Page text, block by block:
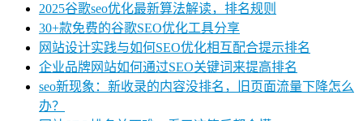
2025谷歌seo优化最新算法解读，排名规则
30+款免费的谷歌SEO优化工具分享
网站设计实践与如何SEO优化相互配合提示排名
企业品牌网站如何通过SEO关键词来提高排名
seo新现象：新收录的内容没排名，旧页面流量下降怎么
办？